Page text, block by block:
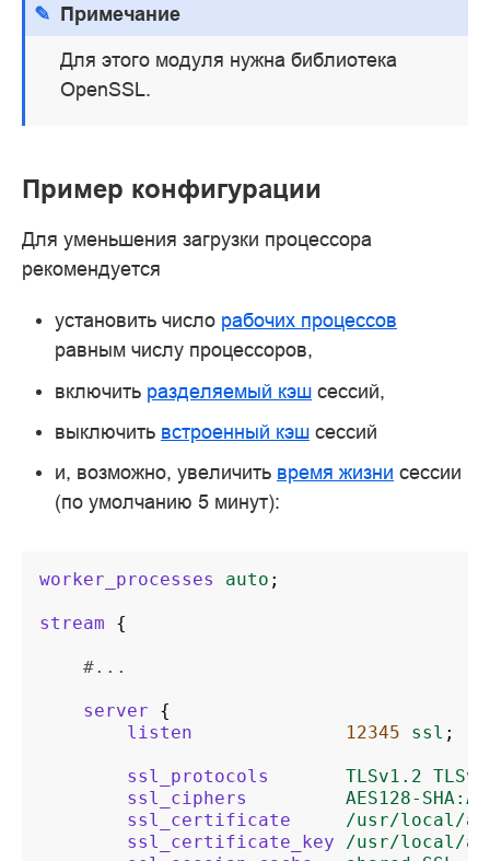
Примечание
Для этого модуля нужна библиотека
OpenSSL.
Пример конфигурации
Для уменьшения загрузки процессора
рекомендуется
установить число рабочих процессов
равным числу процессоров,
включить разделяемый кэш сессий,
выключить встроенный кэш сессий
и, возможно, увеличить время жизни сессии
(по умолчанию 5 минут):
worker_processes auto ;
stream {
#...
server
{
listen
12345 ssl ;
ssl_protocols TLSv1.2
ssl_ciphers
AES128-
ssl_certificate
/usr/local/
ssl_certificate_key
/usr/local/